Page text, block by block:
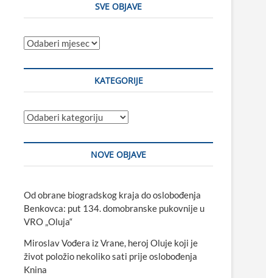
SVE OBJAVE
Sve
KATEGORIJE
Kategorije
NOVE OBJAVE
Od obrane biogradskog kraja do oslobođenja
Benkovca: put 134. domobranske pukovnije u
VRO „Oluja“
Miroslav Vođera iz Vrane, heroj Oluje koji je
život položio nekoliko sati prije oslobođenja
Knina